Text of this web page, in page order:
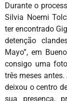
Durante o
Silvia Noemi
ter encontrado
detenção
Mayo”, em
consigo uma
três meses
deixou o centro
sua presença,